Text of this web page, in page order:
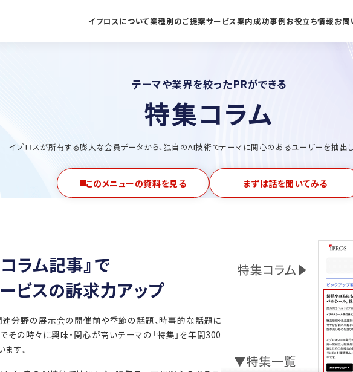
イプロスについて業種別のご提案サービス案内成功事例お役立ち情報お問
テーマや業界を絞ったPRができる
特集コラム
イプロスが所有する膨大な会員データから、独自のAI技術でテーマに関心のあるユーザーを抽出
このメニューの資料を見る まずは話を聞いてみる
ラム記事』で
ビスの訴求力アップ
連分野の展示会の開催前や季節の話題、時事的な話題に
その時々に興味・関心が高いテーマの「特集」を年間300
す。